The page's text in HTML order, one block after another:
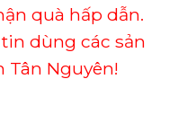
quà hấp dẫn.
dùng các sản
Tân Nguyên!